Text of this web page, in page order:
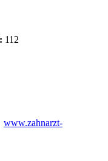
112
www.zahnarzt-